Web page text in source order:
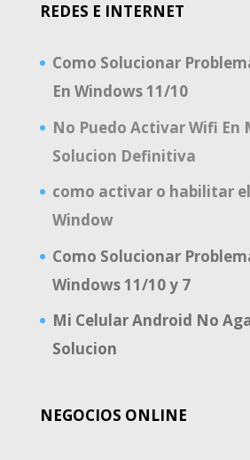
REDES E INTERNET
Como Solucionar
En Windows 11/10
No Puedo Activar Wifi En
Solucion Definitiva
como activar o habilitar
Window
Como Solucionar
Windows 11/10 y 7
Mi Celular Android No
Solucion
NEGOCIOS ONLINE